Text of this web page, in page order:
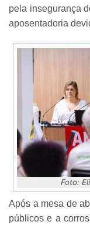
pela insegurança
aposentadoria
Foto:
Após a mesa de
públicos e a